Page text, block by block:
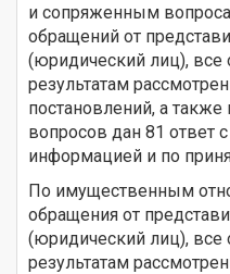
и сопряженным
обращений от
(юридический лиц), все
результатам
постановлений, а
вопросов дан 81 ответ
информацией и по
По имущественным
обращения от
(юридический лиц), все
результатам